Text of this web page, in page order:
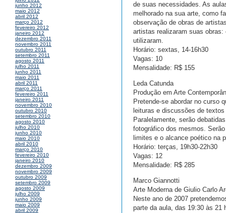
junho 2012
maio 2012
abril 2012
março 2012
fevereiro 2012
janeiro 2012
dezembro 2011
novembro 2011
outubro 2011
setembro 2011
agosto 2011
julho 2011
junho 2011
maio 2011
abril 2011
março 2011
fevereiro 2011
janeiro 2011
novembro 2010
outubro 2010
setembro 2010
agosto 2010
julho 2010
junho 2010
maio 2010
abril 2010
março 2010
fevereiro 2010
janeiro 2010
dezembro 2009
novembro 2009
outubro 2009
setembro 2009
agosto 2009
julho 2009
junho 2009
maio 2009
abril 2009
de suas necessidades. As
melhorado na sua arte, como
observação de obras de
artistas realizaram suas
utilizaram.
Horário: sextas, 14-16h30
Vagas: 10
Mensalidade: R$ 155
Leda Catunda
Produção em Arte
Pretende-se abordar no curso
leituras e discussões de
Paralelamente, serão
fotográfico dos mesmos.
limites e o alcance poético na
Horário: terças, 19h30-22h30
Vagas: 12
Mensalidade: R$ 285
Marco Giannotti
Arte Moderna de Giulio Carlo
Neste ano de 2007
parte da aula, das 19:30 às 21